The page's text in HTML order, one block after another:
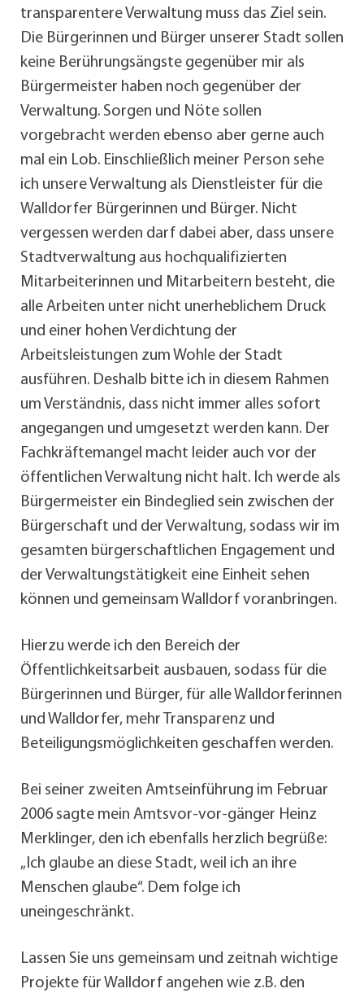
transparentere Verwaltung muss das Ziel sein.
Die Bürgerinnen und Bürger unserer Stadt sollen
keine Berührungsängste gegenüber mir als
Bürgermeister haben noch gegenüber der
Verwaltung. Sorgen und Nöte sollen
vorgebracht werden ebenso aber gerne auch
mal ein Lob. Einschließlich meiner Person sehe
ich unsere Verwaltung als Dienstleister für die
Walldorfer Bürgerinnen und Bürger. Nicht
vergessen werden darf dabei aber, dass unsere
Stadtverwaltung aus hochqualifizierten
Mitarbeiterinnen und Mitarbeitern besteht, die
alle Arbeiten unter nicht unerheblichem Druck
und einer hohen Verdichtung der
Arbeitsleistungen zum Wohle der Stadt
ausführen. Deshalb bitte ich in diesem Rahmen
um Verständnis, dass nicht immer alles sofort
angegangen und umgesetzt werden kann. Der
Fachkräftemangel macht leider auch vor der
öffentlichen Verwaltung nicht halt. Ich werde als
Bürgermeister ein Bindeglied sein zwischen der
Bürgerschaft und der Verwaltung, sodass wir im
gesamten bürgerschaftlichen Engagement und
der Verwaltungstätigkeit eine Einheit sehen
können und gemeinsam Walldorf voranbringen.
Hierzu werde ich den Bereich der
Öffentlichkeitsarbeit ausbauen, sodass für die
Bürgerinnen und Bürger, für alle Walldorferinnen
und Walldorfer, mehr Transparenz und
Beteiligungsmöglichkeiten geschaffen werden.
Bei seiner zweiten Amtseinführung im Februar
2006 sagte mein Amtsvor-vor-gänger Heinz
Merklinger, den ich ebenfalls herzlich begrüße:
„Ich glaube an diese Stadt, weil ich an ihre
Menschen glaube“. Dem folge ich
uneingeschränkt.
Lassen Sie uns gemeinsam und zeitnah wichtige
Projekte für Walldorf angehen wie z.B. den